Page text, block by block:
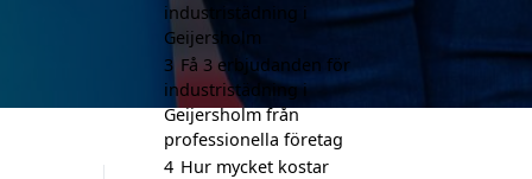
industristädning i
Geijersholm
3 Få 3 erbjudanden för
industristädning i
Geijersholm från
professionella företag
4 Hur mycket kostar